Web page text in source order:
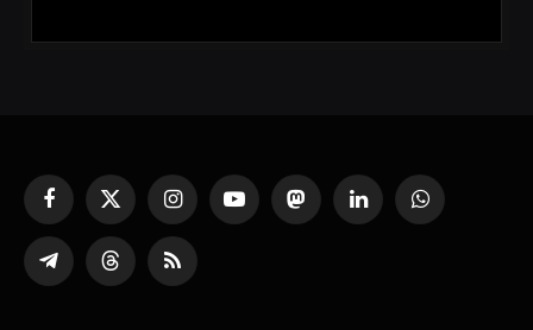
Facebook
X
(Twitter)
InstagramYouTubeMastodonLinkedInWhatsApp
Partager
sur
ThreadsRSS